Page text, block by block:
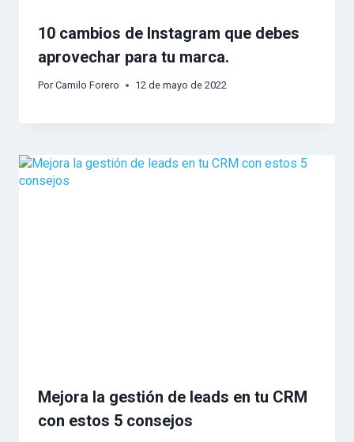
10 cambios de Instagram que debes
aprovechar para tu marca.
Por Camilo Forero 12 de mayo de 2022
Mejora la gestión de leads en tu CRM
con estos 5 consejos